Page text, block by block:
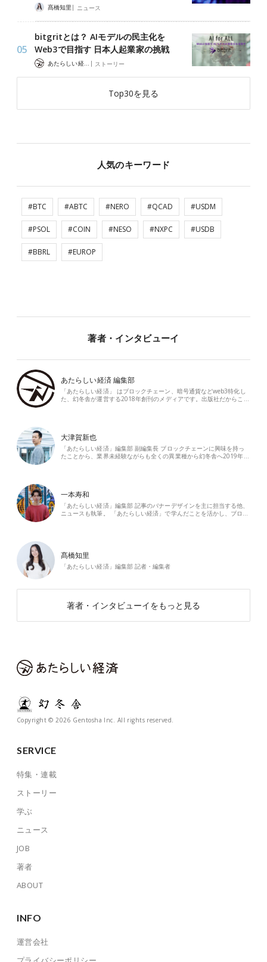
髙橋知里 | ニュース
bitgritとは？ AIモデルの民主化を
Web3で目指す 日本人起業家の挑戦
あたらしい経済 編集部 | ストーリー
Top30を見る
人気のキーワード
#BTC #ABTC #NERO #QCAD #USDM
#PSOL #COIN #NESO #NXPC #USDB
#BBRL #EUROP
著者・インタビューイ
あたらしい経済 編集部
「あたらしい経済」 はブロックチェーン、暗号通貨などweb3特化し
た、幻冬舎が運営する2018年創刊のメディアです。出版社だからこ…
大津賀新也
「あたらしい経済」編集部 副編集長 ブロックチェーンに興味を持っ
たことから、業界未経験ながらも全くの異業種から幻冬舎へ2019年…
一本寿和
「あたらしい経済」編集部 記事のバナーデザインを主に担当する他、
ニュースも執筆。 「あたらしい経済」で学んだことを活かし、ブロ…
髙橋知里
「あたらしい経済」編集部 記者・編集者
著者・インタビューイをもっと見る
Copyright © 2026 Gentosha Inc. All rights reserved.
SERVICE
特集・連載
ストーリー
学ぶ
ニュース
JOB
著者
ABOUT
INFO
運営会社